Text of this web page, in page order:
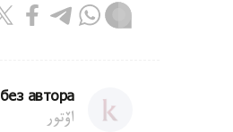
без автора
اۆتور